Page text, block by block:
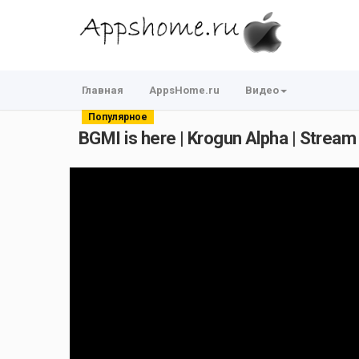
Главная AppsHome.ru Видео
Популярное
BGMI is here | Krogun Alpha |